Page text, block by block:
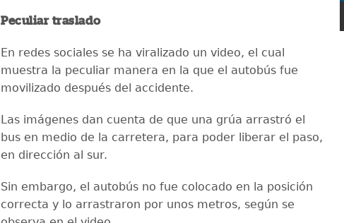
Peculiar traslado
En redes sociales se ha viralizado un video, el cual
muestra la peculiar manera en la que el autobús fue
movilizado después del accidente.
Las imágenes dan cuenta de que una grúa arrastró el
bus en medio de la carretera, para poder liberar el paso,
en dirección al sur.
Sin embargo, el autobús no fue colocado en la posición
correcta y lo arrastraron por unos metros, según se